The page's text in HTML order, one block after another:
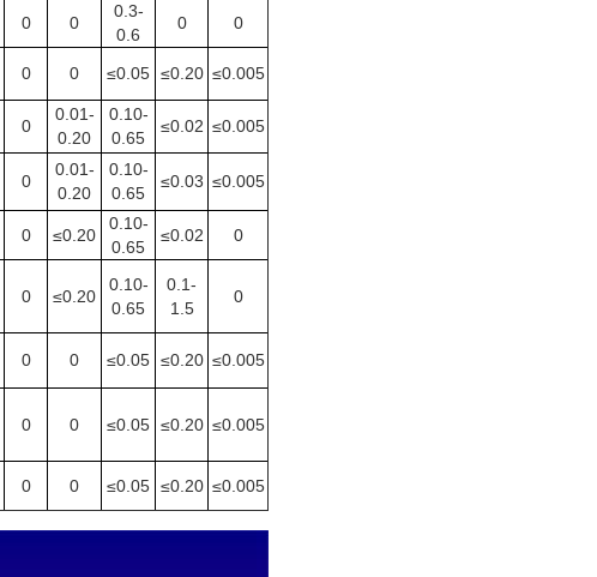
0 0
0.3-
0.6
0
0
0 0 ≤0.05 ≤0.20 ≤0.005
0
0.01-
0.20
0.10-
0.65
≤0.02 ≤0.005
0
0.01-
0.20
0.10-
0.65
≤0.03 ≤0.005
0 ≤0.20
0.10-
0.65
≤0.02
0
0 ≤0.20
0.10-
0.65
0.1-
1.5
0
0 0 ≤0.05 ≤0.20 ≤0.005
0 0 ≤0.05 ≤0.20 ≤0.005
0 0 ≤0.05 ≤0.20 ≤0.005